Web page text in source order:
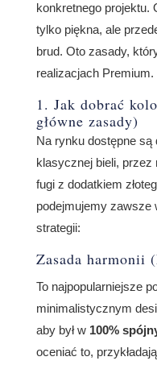
konkretnego projektu.
tylko piękna, ale
brud. Oto zasady,
realizacjach Premium.
1. Jak dobrać
główne zasady)
Na rynku dostępne są
klasycznej bieli,
fugi z dodatkiem
podejmujemy zawsze
strategii:
Zasada harmonii
To najpopularniejsze
minimalistycznym
aby był w 100%
oceniać to,